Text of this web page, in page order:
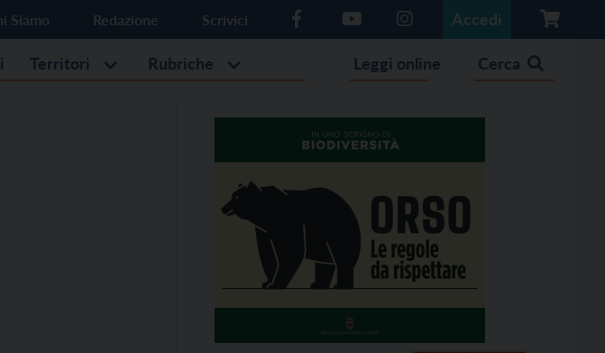
Siamo Redazione Scrivici Accedi
Territori Rubriche Leggi online Cerca